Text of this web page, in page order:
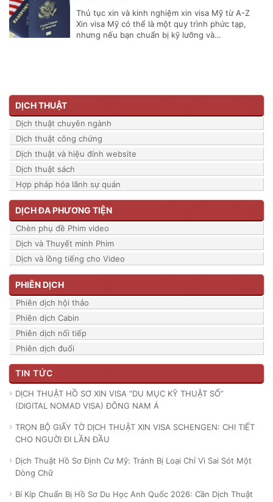
Thủ tục xin và kinh nghiệm xin visa Mỹ từ A-Z
Xin visa Mỹ có thể là một quy trình phức tạp,
nhưng nếu bạn chuẩn bị kỹ lưỡng và…
DỊCH THUẬT
Dịch thuật chuyên ngành
Dịch thuật công chứng
Dịch thuật và hiệu đính website
Dịch thuật sách
Hợp pháp hóa lãnh sự quán
DỊCH ĐA PHƯƠNG TIỆN
Chèn phụ đề Phim video
Dịch và Thuyết minh Phim
Dịch và lồng tiếng cho Video
PHIÊN DỊCH
Phiên dịch hội thảo
Phiên dịch Cabin
Phiên dịch nối tiếp
Phiên dịch đuổi
TIN TỨC
DỊCH THUẬT HỒ SƠ XIN VISA “DU MỤC KỸ THUẬT SỐ”
(DIGITAL NOMAD VISA) ĐÔNG NAM Á
TRỌN BỘ GIẤY TỜ DỊCH THUẬT XIN VISA SCHENGEN: CHI TIẾT
CHO NGUỜI ĐI LẦN ĐẦU
Dịch Thuật Hồ Sơ Định Cư Mỹ: Tránh Bị Loại Chỉ Vì Sai Sót Một
Dòng Chữ
Bí Kíp Chuẩn Bị Hồ Sơ Du Học Anh Quốc 2026: Cần Dịch Thuật